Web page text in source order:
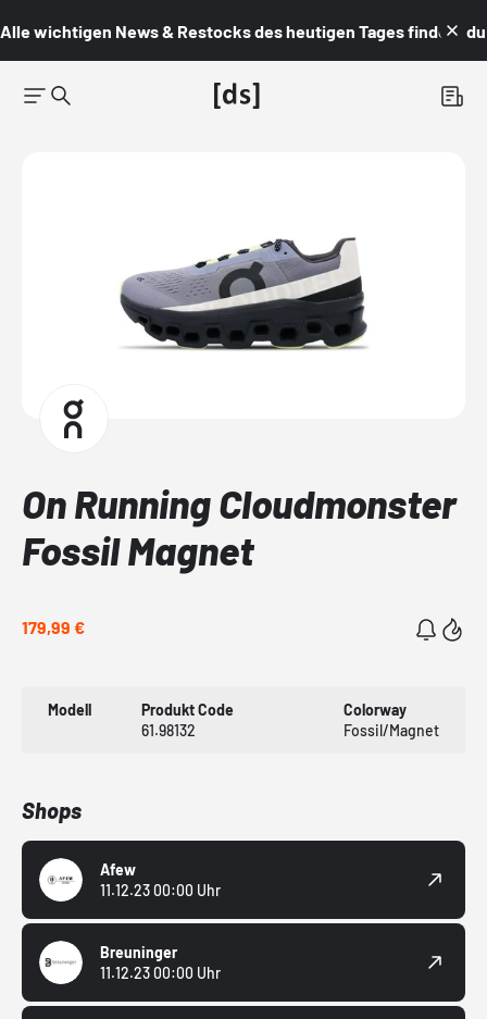
Alle wichtigen News & Restocks des heutigen Tages findest du
On Running Cloudmonster
Fossil Magnet
179,99 €
Modell
Produkt Code
61.98132
Colorway
Fossil/Magnet
Shops
Afew
11.12.23 00:00 Uhr
Breuninger
11.12.23 00:00 Uhr